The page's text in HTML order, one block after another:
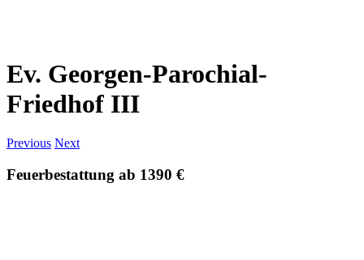
Ev. Georgen-Parochial-
Friedhof III
Previous Next
Feuerbestattung ab 1390 €